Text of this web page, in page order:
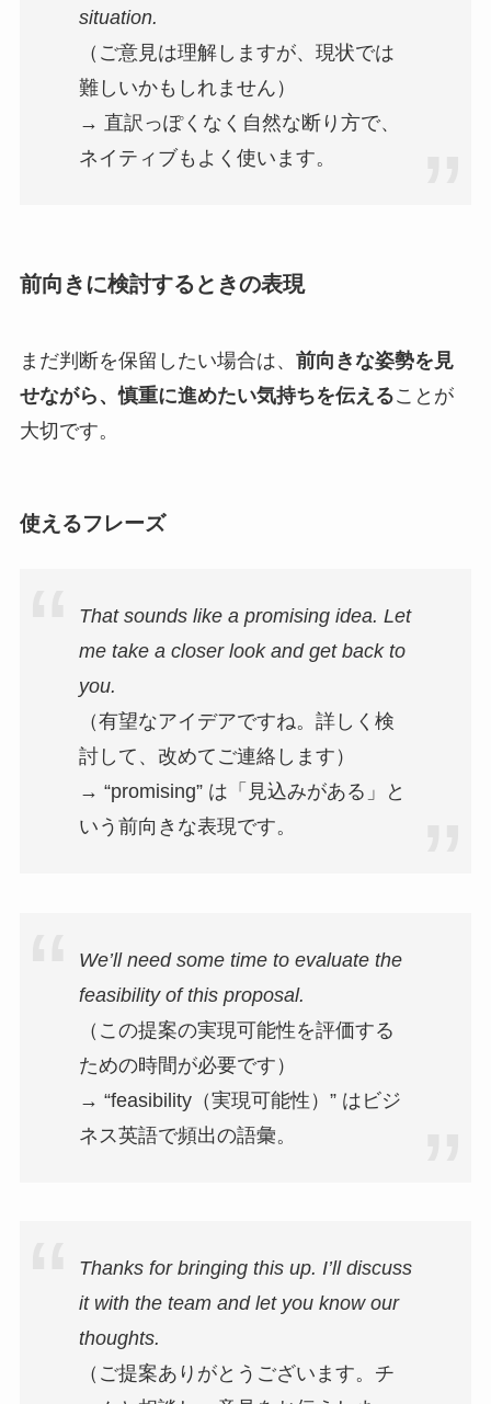
situation.
（ご意見は理解しますが、現状では
難しいかもしれません）
→ 直訳っぽくなく自然な断り方で、
ネイティブもよく使います。
前向きに検討するときの表現
まだ判断を保留したい場合は、 前向きな姿勢を見
せながら、慎重に進めたい気持ちを伝えることが
大切です。
使えるフレーズ
That sounds like a promising idea. Let
me take a closer look and get back to
you.
（有望なアイデアですね。詳しく検
討して、改めてご連絡します）
→ “promising” は「見込みがある」と
いう前向きな表現です。
We’ll need some time to evaluate the
feasibility of this proposal.
（この提案の実現可能性を評価する
ための時間が必要です）
→ “feasibility（実現可能性）” はビジ
ネス英語で頻出の語彙。
Thanks for bringing this up. I’ll discuss
it with the team and let you know our
thoughts.
（ご提案ありがとうございます。チ